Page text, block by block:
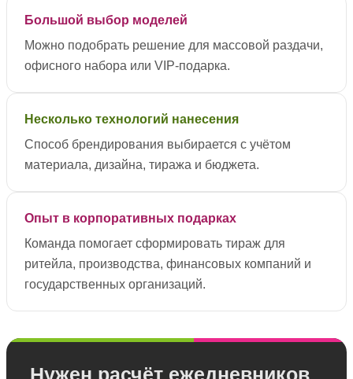
Большой выбор моделей
Можно подобрать решение для массовой раздачи,
офисного набора или VIP-подарка.
Несколько технологий нанесения
Способ брендирования выбирается с учётом
материала, дизайна, тиража и бюджета.
Опыт в корпоративных подарках
Команда помогает сформировать тираж для
ритейла, производства, финансовых компаний и
государственных организаций.
Нужен расчёт ежедневников